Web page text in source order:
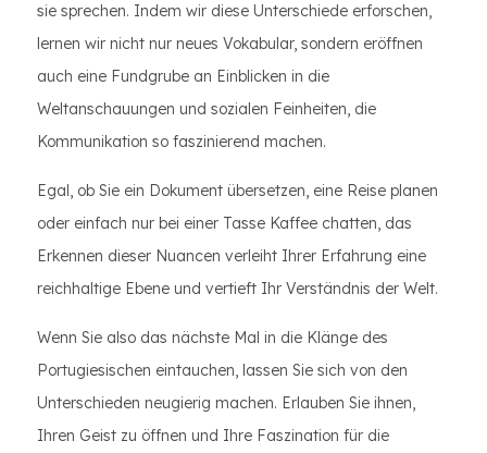
sie sprechen. Indem wir diese Unterschiede erforschen,
lernen wir nicht nur neues Vokabular, sondern eröffnen
auch eine Fundgrube an Einblicken in die
Weltanschauungen und sozialen Feinheiten, die
Kommunikation so faszinierend machen.
Egal, ob Sie ein Dokument übersetzen, eine Reise planen
oder einfach nur bei einer Tasse Kaffee chatten, das
Erkennen dieser Nuancen verleiht Ihrer Erfahrung eine
reichhaltige Ebene und vertieft Ihr Verständnis der Welt.
Wenn Sie also das nächste Mal in die Klänge des
Portugiesischen eintauchen, lassen Sie sich von den
Unterschieden neugierig machen. Erlauben Sie ihnen,
Ihren Geist zu öffnen und Ihre Faszination für die